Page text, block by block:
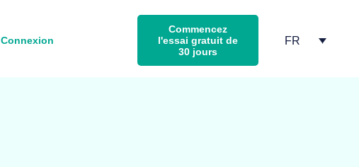
Connexion
Commencez
l'essai gratuit de
30 jours
FR